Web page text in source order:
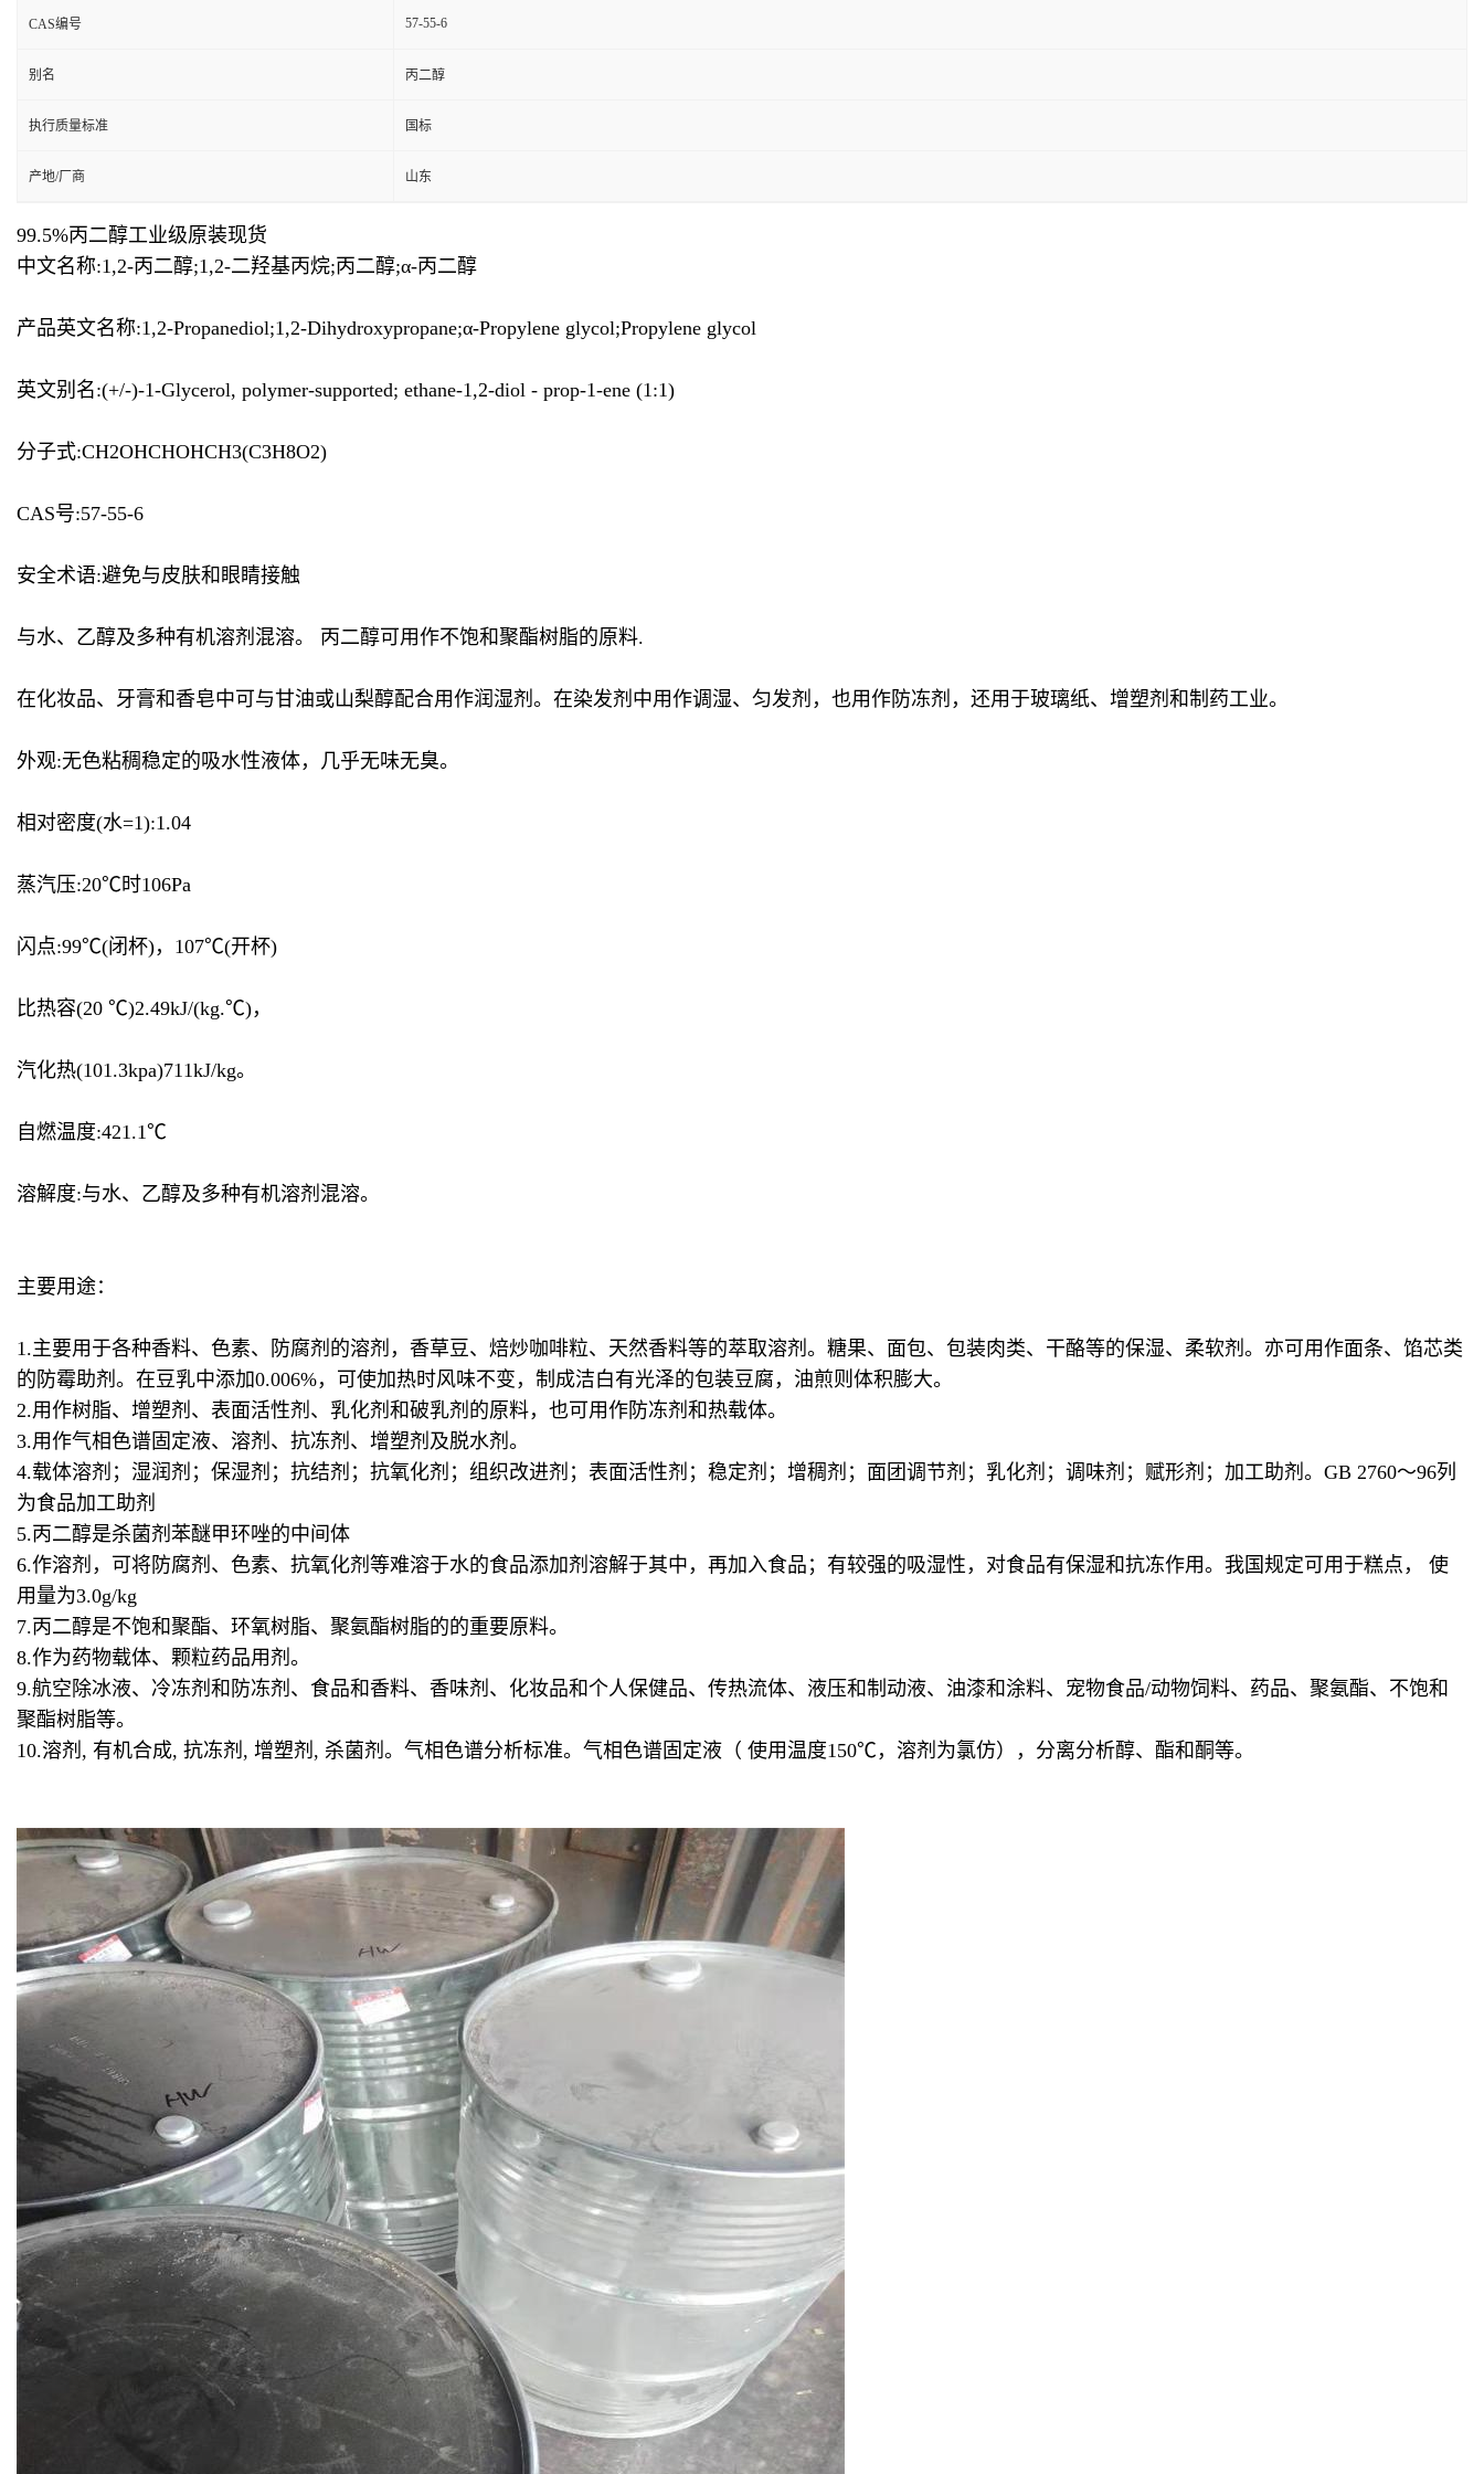
CAS编号 57-55-6
别名 丙二醇
执行质量标准 国标
产地/厂商 山东
99.5%丙二醇工业级原装现货
中文名称:1,2-丙二醇;1,2-二羟基丙烷;丙二醇;α-丙二醇
产品英文名称:1,2-Propanediol;1,2-Dihydroxypropane;α-Propylene glycol;Propylene glycol
英文别名:(+/-)-1-Glycerol, polymer-supported; ethane-1,2-diol - prop-1-ene (1:1)
分子式:CH2OHCHOHCH3(C3H8O2)
CAS号:57-55-6
安全术语:避免与皮肤和眼睛接触
与水、乙醇及多种有机溶剂混溶。 丙二醇可用作不饱和聚酯树脂的原料.
在化妆品、牙膏和香皂中可与甘油或山梨醇配合用作润湿剂。在染发剂中用作调湿、匀发剂，也用作防冻剂，还用于玻璃纸、增塑剂和制药工业。
外观:无色粘稠稳定的吸水性液体，几乎无味无臭。
相对密度(水=1):1.04
蒸汽压:20℃时106Pa
闪点:99℃(闭杯)，107℃(开杯)
比热容(20 ℃)2.49kJ/(kg.℃)，
汽化热(101.3kpa)711kJ/kg。
自燃温度:421.1℃
溶解度:与水、乙醇及多种有机溶剂混溶。
主要用途：
1.主要用于各种香料、色素、防腐剂的溶剂，香草豆、焙炒咖啡粒、天然香料等的萃取溶剂。糖果、面包、包装肉类、干酪等的保湿、柔软剂。亦可用作面条、馅芯类
的防霉助剂。在豆乳中添加0.006%，可使加热时风味不变，制成洁白有光泽的包装豆腐，油煎则体积膨大。
2.用作树脂、增塑剂、表面活性剂、乳化剂和破乳剂的原料，也可用作防冻剂和热载体。
3.用作气相色谱固定液、溶剂、抗冻剂、增塑剂及脱水剂。
4.载体溶剂；湿润剂；保湿剂；抗结剂；抗氧化剂；组织改进剂；表面活性剂；稳定剂；增稠剂；面团调节剂；乳化剂；调味剂；赋形剂；加工助剂。GB 2760～96列
为食品加工助剂
5.丙二醇是杀菌剂苯醚甲环唑的中间体
6.作溶剂，可将防腐剂、色素、抗氧化剂等难溶于水的食品添加剂溶解于其中，再加入食品；有较强的吸湿性，对食品有保湿和抗冻作用。我国规定可用于糕点， 使
用量为3.0g/kg
7.丙二醇是不饱和聚酯、环氧树脂、聚氨酯树脂的的重要原料。
8.作为药物载体、颗粒药品用剂。
9.航空除冰液、冷冻剂和防冻剂、食品和香料、香味剂、化妆品和个人保健品、传热流体、液压和制动液、油漆和涂料、宠物食品/动物饲料、药品、聚氨酯、不饱和
聚酯树脂等。
10.溶剂, 有机合成, 抗冻剂, 增塑剂, 杀菌剂。气相色谱分析标准。气相色谱固定液（ 使用温度150℃，溶剂为氯仿），分离分析醇、酯和酮等。